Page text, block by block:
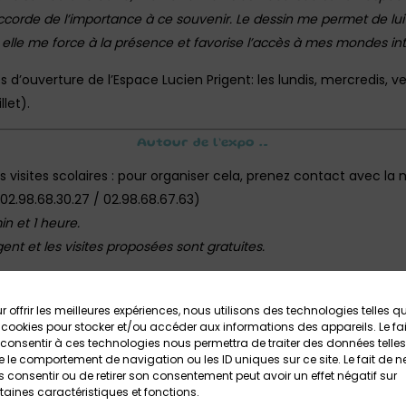
offrir les meilleures expériences, nous utilisons des technologies telles
pour stocker et/ou accéder aux informations des appareils. Le
à ces technologies nous permettra de traiter des données telles
le comportement de navigation ou les ID uniques sur ce site. Le fait de
consentir ou de retirer son consentement peut avoir un effet négatif sur
caractéristiques et fonctions.
de l’importance à ce souvenir. Le dessin me permet de
me force à la présence et favorise l’accès à mes mondes
d’ouverture de l’Espace Lucien Prigent: les lundis, mercredis,
Autour de l’expo …
visites scolaires : pour organiser cela, prenez contact avec la
/ 02.98.68.67.63)
et 1 heure.
et les visites proposées sont gratuites.
: un.e médiateur.trice est présent.e sur place aux
etun livret-jeuxsont disponibles à l’accueil.
le samedi 17 mai 2025 à 18h. Ouvert à tous.
le parc » ! À l’occasion de la Fête de la musique, le parc de